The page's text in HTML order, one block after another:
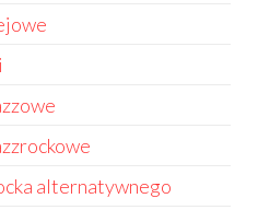
alternatywnego